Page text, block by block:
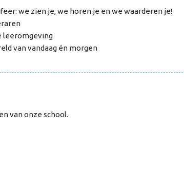
we zien je, we horen je en we waarderen je!
leeromgeving
van vandaag én morgen
van onze school.